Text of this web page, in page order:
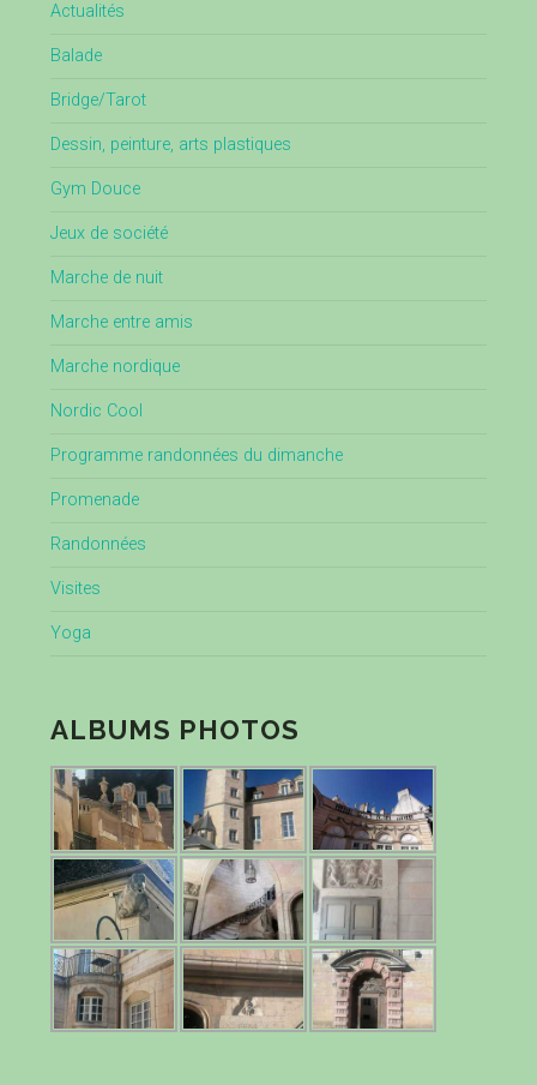
Actualités
Balade
Bridge/Tarot
Dessin, peinture, arts plastiques
Gym Douce
Jeux de société
Marche de nuit
Marche entre amis
Marche nordique
Nordic Cool
Programme randonnées du dimanche
Promenade
Randonnées
Visites
Yoga
ALBUMS PHOTOS